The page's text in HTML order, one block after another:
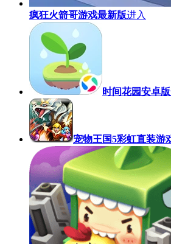
疯狂火箭哥游戏最新版进入
时间花园安卓版
宠物王国5彩虹直装游